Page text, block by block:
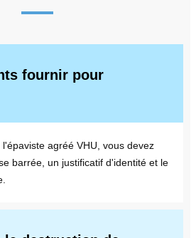
fournir pour
agréé VHU, vous devez
barrée, un justificatif d'identité et le